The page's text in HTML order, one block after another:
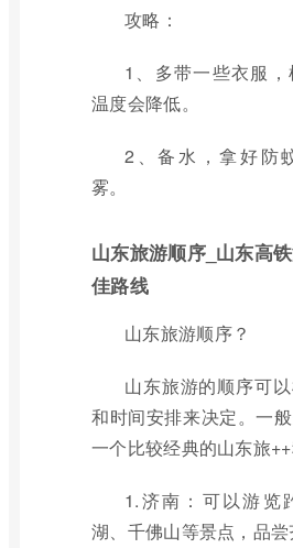
攻略：
1、多带一些衣服
温度会降低。
2、备水，拿好防
雾。
山东旅游顺序_山东高
佳路线
山东旅游顺序？
山东旅游的顺序可
和时间安排来决定。一
一个比较经典的山东旅++
1.济南：可以游览
湖、千佛山等景点，品尝